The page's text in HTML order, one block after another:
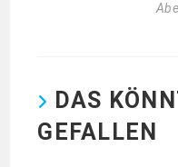
DAS
GEFALLEN